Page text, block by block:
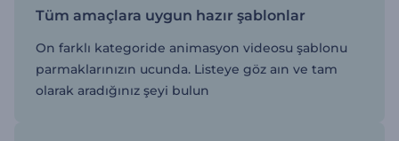
Tüm amaçlara uygun hazır şablonlar
On farklı kategoride animasyon videosu şablonu
parmaklarınızın ucunda. Listeye göz aın ve tam
olarak aradığınız şeyi bulun